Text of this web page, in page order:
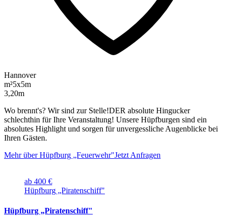
Hannover
m²5x5m
3,20m
Wo brennt's? Wir sind zur Stelle!DER absolute Hingucker
schlechthin für Ihre Veranstaltung! Unsere Hüpfburgen sind ein
absolutes Highlight und sorgen für unvergessliche Augenblicke bei
Ihren Gästen.
Mehr über Hüpfburg „Feuerwehr"Jetzt Anfragen
ab 400 €
Hüpfburg „Piratenschiff"
Hüpfburg „Piratenschiff"